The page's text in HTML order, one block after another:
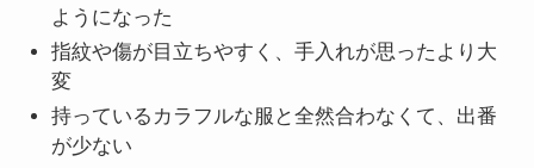
ようになった
指紋や傷が目立ちやすく、手入れが思ったより大
変
持っているカラフルな服と全然合わなくて、出番
が少ない